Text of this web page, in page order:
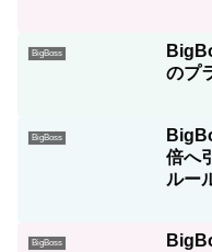
BigBoss
のプ
BigBoss
倍へ
ルー
BigBoss